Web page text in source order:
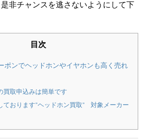
非チャンスを逃さないようにして下
目次
ポンでヘッドホンやイヤホンも高く売れ
買取申込みは簡単です
ております”ヘッドホン買取” 対象メーカー